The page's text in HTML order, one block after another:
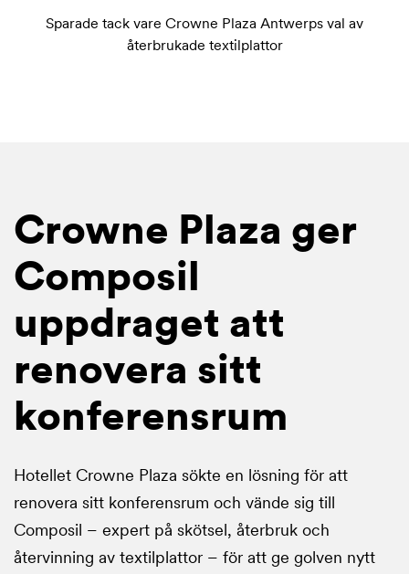
Sparade tack vare Crowne Plaza Antwerps val av
återbrukade textilplattor
Crowne Plaza ger
Composil
uppdraget att
renovera sitt
konferensrum
Hotellet Crowne Plaza sökte en lösning för att
renovera sitt konferensrum och vände sig till
Composil – expert på skötsel, återbruk och
återvinning av textilplattor – för att ge golven nytt